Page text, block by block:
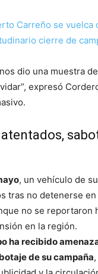
Carreño se vuelca
cierre de
dio una muestra
expresó
, un vehículo de
tras no detenerse
no se reportaron
en la región.
ha recibido
de su campaña